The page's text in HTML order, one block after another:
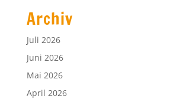
Archiv
Juli 2026
Juni 2026
Mai 2026
April 2026